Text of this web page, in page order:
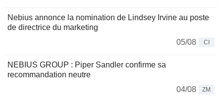
Nebius annonce la nomination de Lindsey Irvine au poste
de directrice du marketing
05/08
CI
NEBIUS GROUP : Piper Sandler confirme sa
recommandation neutre
04/08
ZM